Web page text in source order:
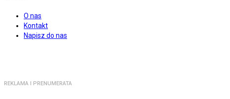
O nas
Kontakt
Napisz do nas
REKLAMA I PRENUMERATA